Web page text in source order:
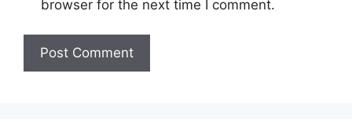
browser for the next time I comment.